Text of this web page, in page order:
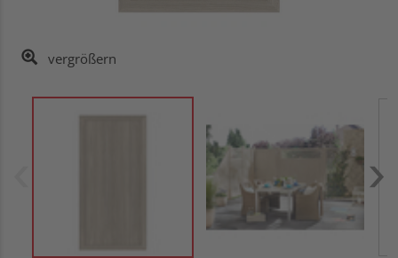
vergrößern